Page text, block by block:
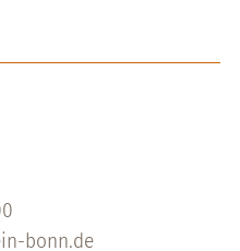
bonn.de